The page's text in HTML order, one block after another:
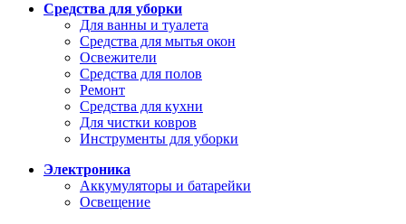
Средства для уборки
Для ванны и туалета
Средства для мытья окон
Освежители
Средства для полов
Ремонт
Средства для кухни
Для чистки ковров
Инструменты для уборки
Электроника
Аккумуляторы и батарейки
Освещение